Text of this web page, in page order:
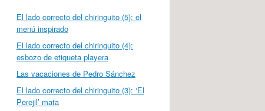
El lado correcto del chiringuito (5): el
menú inspirado
El lado correcto del chiringuito (4):
esbozo de etiqueta playera
Las vacaciones de Pedro Sánchez
El lado correcto del chiringuito (3): ‘El
Perejil’ mata